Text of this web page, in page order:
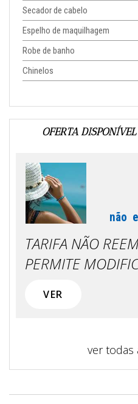
Secador de cabelo
Espelho de maquilhagem
Robe de banho
Chinelos
OFERTA
não
TARIFA NÃO
PERMITE
VER
ver todas